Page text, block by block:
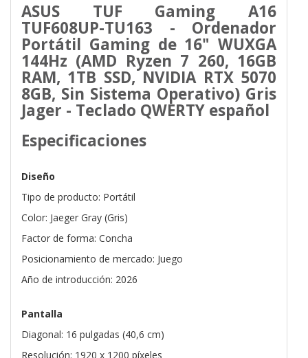
ASUS TUF Gaming A16
TUF608UP-TU163 - Ordenador
Portátil Gaming de 16" WUXGA
144Hz (AMD Ryzen 7 260, 16GB
RAM, 1TB SSD, NVIDIA RTX 5070
8GB, Sin Sistema Operativo) Gris
Jager - Teclado QWERTY español
Especificaciones
Diseño
Tipo de producto: Portátil
Color: Jaeger Gray (Gris)
Factor de forma: Concha
Posicionamiento de mercado: Juego
Año de introducción: 2026
Pantalla
Diagonal: 16 pulgadas (40,6 cm)
Resolución: 1920 x 1200 píxeles